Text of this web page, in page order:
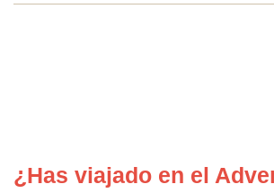
¿Has viajado en el